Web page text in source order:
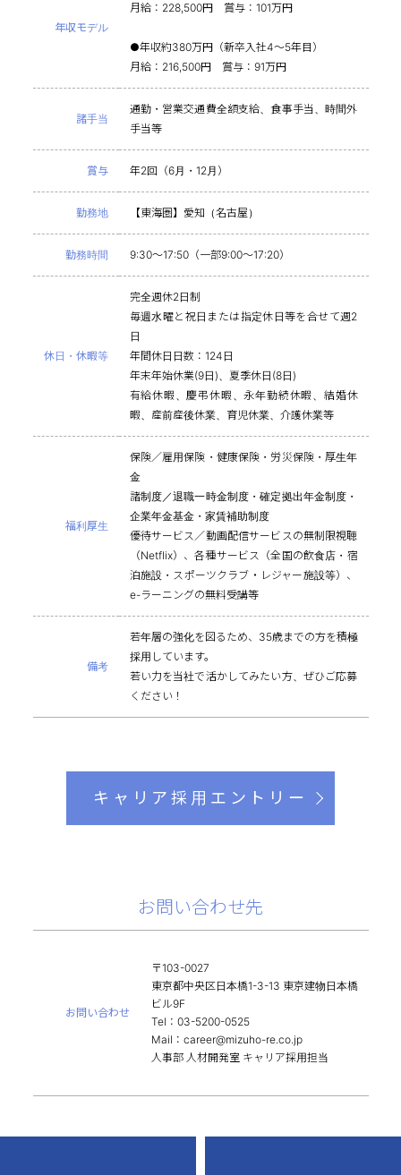
年収モデル
月給：228,500円 賞与：101万円
●年収約380万円（新卒入社4～5年目）
月給：216,500円 賞与：91万円
諸手当
通勤・営業交通費全額支給、食事手当、時間外
手当等
賞与 年2回（6月・12月）
勤務地 【東海圏】愛知（名古屋）
勤務時間 9:30～17:50（一部9:00～17:20）
休日・休暇等
完全週休2日制
毎週水曜と祝日または指定休日等を合せて週2
日
年間休日日数：124日
年末年始休業(9日)、夏季休日(8日)
有給休暇、慶弔休暇、永年勤続休暇、結婚休
暇、産前産後休業、育児休業、介護休業等
福利厚生
保険／雇用保険・健康保険・労災保険・厚生年
金
諸制度／退職一時金制度・確定拠出年金制度・
企業年金基金・家賃補助制度
優待サービス／動画配信サービスの無制限視聴
（Netflix）、各種サービス（全国の飲食店・宿
泊施設・スポーツクラブ・レジャー施設等）、
e-ラーニングの無料受講等
備考
若年層の強化を図るため、35歳までの方を積極
採用しています。
若い力を当社で活かしてみたい方、ぜひご応募
ください！
キャリア採用エントリー
お問い合わせ先
お問い合わせ
〒103-0027
東京都中央区日本橋1-3-13 東京建物日本橋
ビル9F
Tel：03-5200-0525
Mail：career@mizuho-re.co.jp
人事部 人材開発室 キャリア採用担当